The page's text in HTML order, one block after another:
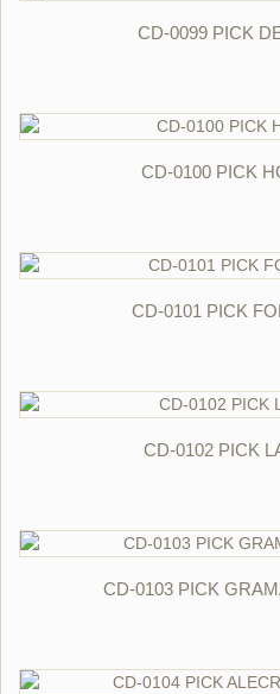
CD-0099 PICK
CD-0100 PICK
CD-0101 PICK
CD-0102 PICK
CD-0103 PICK